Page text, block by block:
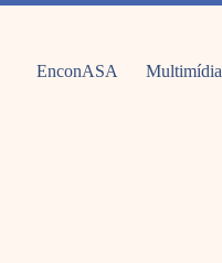
EnconASA Multimídia